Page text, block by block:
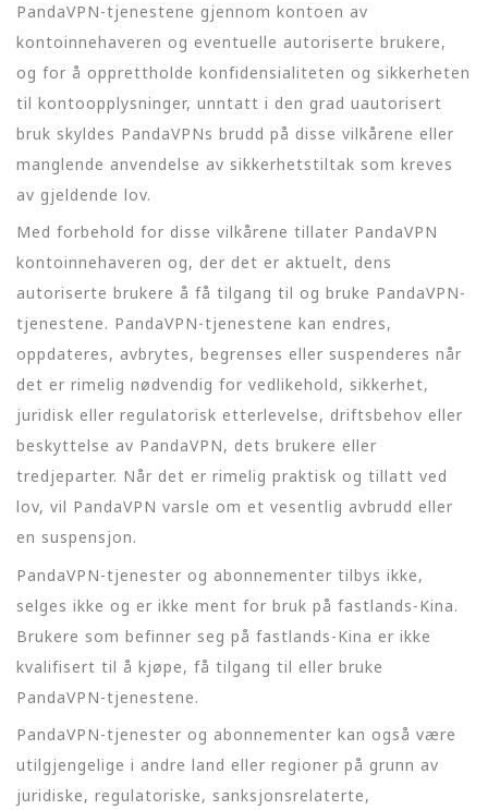
PandaVPN-tjenestene gjennom kontoen av
kontoinnehaveren og eventuelle autoriserte brukere,
og for å opprettholde konfidensialiteten og sikkerheten
til kontoopplysninger, unntatt i den grad uautorisert
bruk skyldes PandaVPNs brudd på disse vilkårene eller
manglende anvendelse av sikkerhetstiltak som kreves
av gjeldende lov.
Med forbehold for disse vilkårene tillater PandaVPN
kontoinnehaveren og, der det er aktuelt, dens
autoriserte brukere å få tilgang til og bruke PandaVPN-
tjenestene. PandaVPN-tjenestene kan endres,
oppdateres, avbrytes, begrenses eller suspenderes når
det er rimelig nødvendig for vedlikehold, sikkerhet,
juridisk eller regulatorisk etterlevelse, driftsbehov eller
beskyttelse av PandaVPN, dets brukere eller
tredjeparter. Når det er rimelig praktisk og tillatt ved
lov, vil PandaVPN varsle om et vesentlig avbrudd eller
en suspensjon.
PandaVPN-tjenester og abonnementer tilbys ikke,
selges ikke og er ikke ment for bruk på fastlands-Kina.
Brukere som befinner seg på fastlands-Kina er ikke
kvalifisert til å kjøpe, få tilgang til eller bruke
PandaVPN-tjenestene.
PandaVPN-tjenester og abonnementer kan også være
utilgjengelige i andre land eller regioner på grunn av
juridiske, regulatoriske, sanksjonsrelaterte,